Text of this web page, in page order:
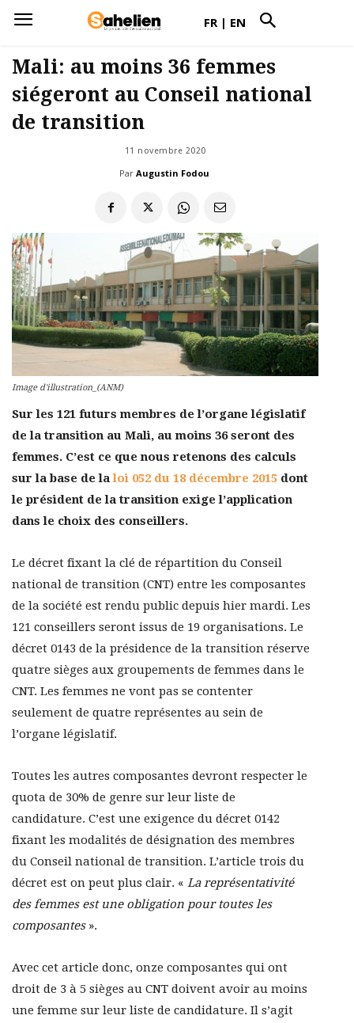
FR | EN
Mali: au moins 36 femmes
siégeront au Conseil national
de transition
11 novembre 2020
Par Augustin Fodou
Image d'illustration_(ANM)
Sur les 121 futurs membres de l’organe législatif
de la transition au Mali, au moins 36 seront des
femmes. C’est ce que nous retenons des calculs
sur la base de laloi 052 du 18 décembre 2015 dont
le président de la transition exige l’application
dans le choix des conseillers.
Le décret fixant la clé de répartition du Conseil
national de transition (CNT) entre les composantes
de la société est rendu public depuis hier mardi. Les
121 conseillers seront issus de 19 organisations. Le
décret 0143 de la présidence de la transition réserve
quatre sièges aux groupements de femmes dans le
CNT. Les femmes ne vont pas se contenter
seulement de quatre représentes au sein de
l’organe législatif.
Toutes les autres composantes devront respecter le
quota de 30% de genre sur leur liste de
candidature. C’est une exigence du décret 0142
fixant les modalités de désignation des membres
du Conseil national de transition. L’article trois du
décret est on peut plus clair. « La représentativité
des femmes est une obligation pour toutes les
composantes».
Avec cet article donc, onze composantes qui ont
droit de 3 à 5 sièges au CNT doivent avoir au moins
une femme sur leur liste de candidature. Il s’agit